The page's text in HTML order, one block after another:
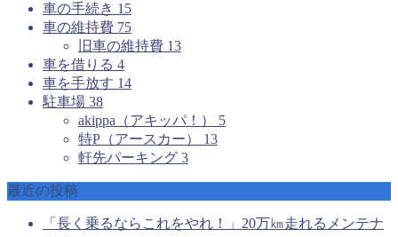
車の手続き 15
車の維持費 75
旧車の維持費 13
車を借りる 4
車を手放す 14
駐車場 38
akippa（アキッパ！） 5
特P（アースカー） 13
軒先パーキング 3
最近の投稿
「長く乗るならこれをやれ！」20万㎞走れるメンテナ